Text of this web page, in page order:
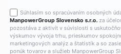
Súhlasím so spracúvaním osobných
ManpowerGroup Slovensko s.r.o. za
pozostáva z aktivít v súvislosti s
výskumov vývoja trhu, prieskumov
marketingových analýz a štatistík a so
ponúk tovarov a služieb ManpowerGroup